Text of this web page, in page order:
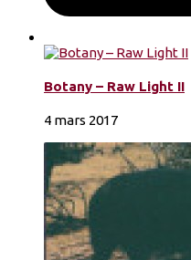
Botany – Raw Light II
4 mars 2017